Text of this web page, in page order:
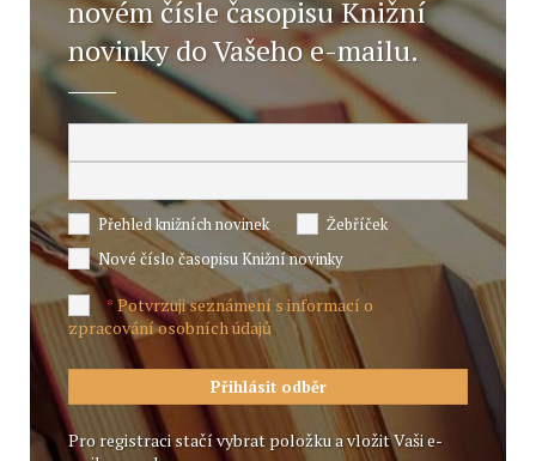
novém čísle časopisu Knižní
novinky do Vašeho e-mailu.
Přehled knižních novinek
Žebříček
Nové číslo časopisu Knižní novinky
*Potvrzuji seznámení s informací o
zpracování osobních údajů
Pro registraci stačí vybrat položku a vložit Vaši e-